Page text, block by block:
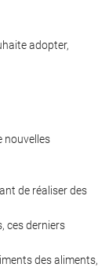
adopter,
nouvelles
de réaliser des
ces derniers
des aliments,